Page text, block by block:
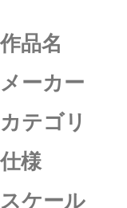
作品名
メーカー
カテゴリ
仕様
スケール